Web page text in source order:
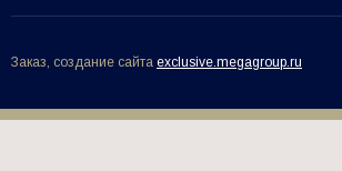
Заказ, создание сайта exclusive.megagroup.ru